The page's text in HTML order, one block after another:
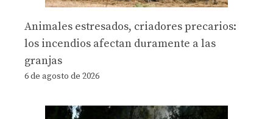
Animales estresados, criadores precarios:
los incendios afectan duramente a las
granjas
6 de agosto de 2026